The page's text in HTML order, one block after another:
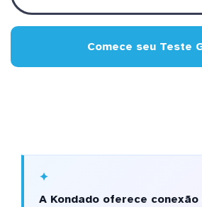
Comece seu Teste
A Kondado oferece